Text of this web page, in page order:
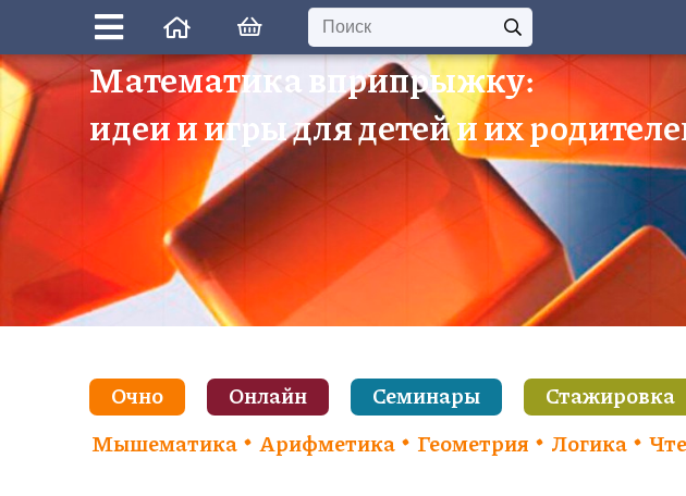
Математика вприпрыжку:
идеи и игры для детей и их
Очно Онлайн Семинары Стажировка
Мышематика
Арифметика Геометрия Логика